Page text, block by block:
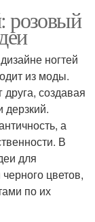
розовый
ногтей
из моды.
создавая
а
В
для
цветов,
по их